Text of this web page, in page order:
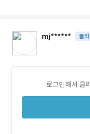
mj****** 클
로그인해서 클